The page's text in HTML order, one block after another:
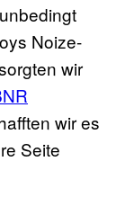
Noize-
wir
wir es
Seite